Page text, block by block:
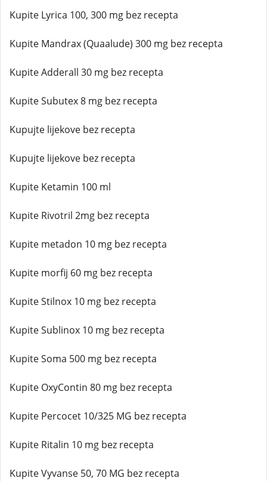
Kupite Lyrica 100, 300 mg bez recepta
Kupite Mandrax (Quaalude) 300 mg bez recepta
Kupite Adderall 30 mg bez recepta
Kupite Subutex 8 mg bez recepta
Kupujte lijekove bez recepta
Kupujte lijekove bez recepta
Kupite Ketamin 100 ml
Kupite Rivotril 2mg bez recepta
Kupite metadon 10 mg bez recepta
Kupite morfij 60 mg bez recepta
Kupite Stilnox 10 mg bez recepta
Kupite Sublinox 10 mg bez recepta
Kupite Soma 500 mg bez recepta
Kupite OxyContin 80 mg bez recepta
Kupite Percocet 10/325 MG bez recepta
Kupite Ritalin 10 mg bez recepta
Kupite Vyvanse 50, 70 MG bez recepta